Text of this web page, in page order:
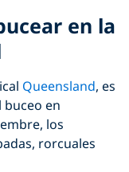
en la
Queensland, es
en
los
rorcuales